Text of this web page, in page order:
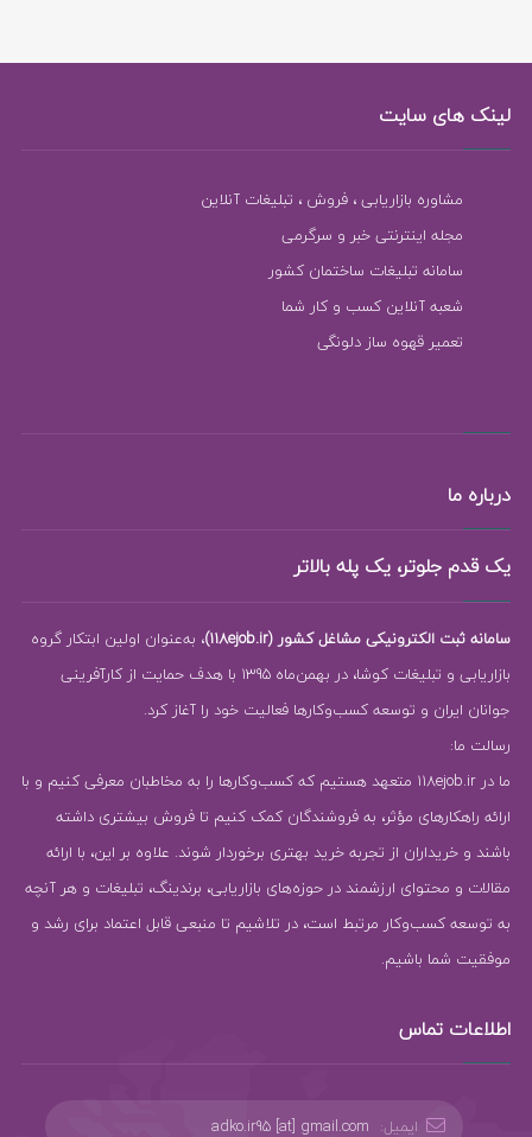
لینک های سایت
مشاوره بازاریابی ، فروش ، تبلیغات آنلاین
مجله اینترنتی خبر و سرگرمی
سامانه تبلیغات ساختمان کشور
شعبه آنلاین کسب و کار شما
تعمیر قهوه ساز دلونگی
درباره ما
یک قدم جلوتر، یک پله بالاتر
سامانه ثبت الکترونیکی مشاغل کشور (118ejob.ir)
، به‌عنوان اولین ابتکار گروه
بازاریابی و تبلیغات کوشا، در بهمن‌ماه 1395 با هدف حمایت از کارآفرینی
جوانان ایران و توسعه کسب‌وکارها فعالیت خود را آغاز کرد.
رسالت ما:
ما در 118ejob.ir متعهد هستیم که کسب‌وکارها را به مخاطبان معرفی کنیم و با
ارائه راهکارهای مؤثر، به فروشندگان کمک کنیم تا فروش بیشتری داشته
باشند و خریداران از تجربه خرید بهتری برخوردار شوند. علاوه بر این، با ارائه
مقالات و محتوای ارزشمند در حوزه‌های بازاریابی، برندینگ، تبلیغات و هر آنچه
به توسعه کسب‌وکار مرتبط است، در تلاشیم تا منبعی قابل اعتماد برای رشد و
موفقیت شما باشیم.
اطلاعات تماس
ایمیل: adko.ir95 [at] gmail.com